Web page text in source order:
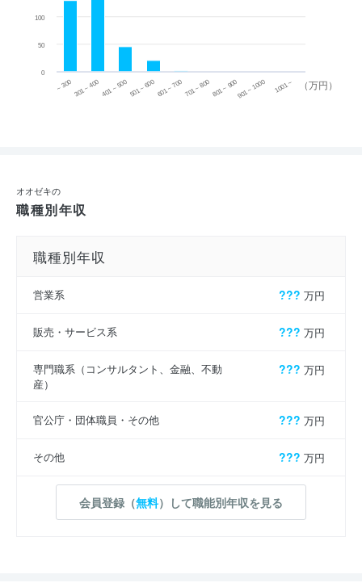
（万円）
~ 300 301 ~ 400 401 ~ 500501 ~ 600601 ~ 700701 ~ 800801 ~ 900901 ~ 1000 1001 ~
0
50
100
オオゼキの
職種別年収
職種別年収
営業系 ??? 万円
販売・サービス系 ??? 万円
専門職系（コンサルタント、金融、不動
産）
??? 万円
官公庁・団体職員・その他 ??? 万円
その他 ??? 万円
会員登録（無料）して職能別年収を見る